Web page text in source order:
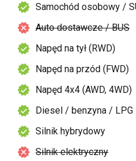
Samochód osobowy /
Auto dostawcze / BUS
Napęd na tył (RWD)
Napęd na przód (FWD)
Napęd 4x4 (AWD, 4WD)
Diesel / benzyna / LPG
Silnik hybrydowy
Silnik elektryczny